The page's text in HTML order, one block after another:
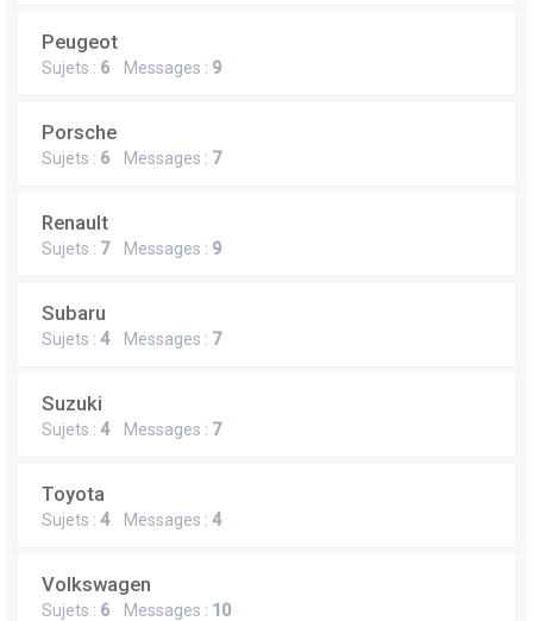
Peugeot
Sujets : 6 Messages : 9
Porsche
Sujets : 6 Messages : 7
Renault
Sujets : 7Messages : 9
Subaru
Sujets : 4Messages : 7
Suzuki
Sujets : 4Messages : 7
Toyota
Sujets : 4Messages : 4
Volkswagen
Sujets : 6 Messages : 10